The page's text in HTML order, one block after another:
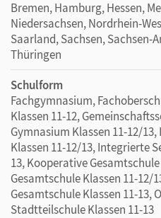
Bremen, Hamburg, Hessen,
Niedersachsen, Nordrhein-
Saarland, Sachsen, Sachsen-
Thüringen
Schulform
Fachgymnasium,
Klassen 11-12,
Gymnasium Klassen 11-12/
Klassen 11-12/13, Integrierte
13, Kooperative
Gesamtschule Klassen 11-12/
Gesamtschule Klassen 11-13,
Stadtteilschule Klassen 11-13